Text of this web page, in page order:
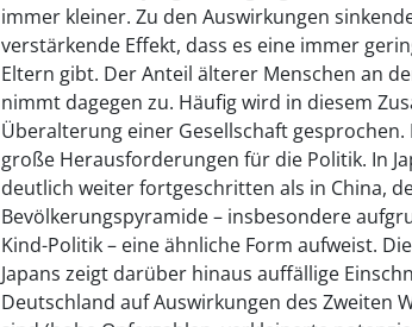
immer kleiner. Zu den Auswirkungen
verstärkende Effekt, dass es eine immer
Eltern gibt. Der Anteil älterer Menschen an
nimmt dagegen zu. Häufig wird in diesem
Überalterung einer Gesellschaft gesprochen.
große Herausforderungen für die Politik. In
deutlich weiter fortgeschritten als in China,
Bevölkerungspyramide – insbesondere
Kind-Politik – eine ähnliche Form aufweist.
Japans zeigt darüber hinaus auffällige
Deutschland auf Auswirkungen des Zweiten